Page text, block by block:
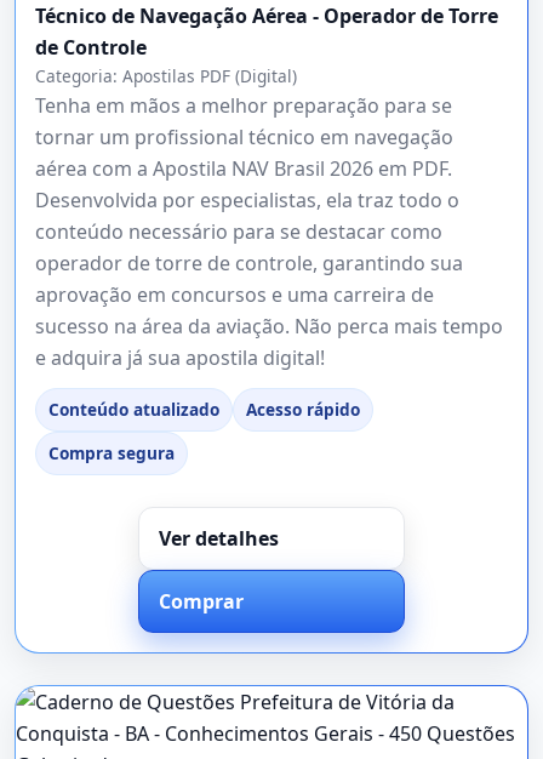
Técnico de Navegação Aérea - Operador de Torre
de Controle
Categoria: Apostilas PDF (Digital)
Tenha em mãos a melhor preparação para se
tornar um profissional técnico em navegação
aérea com a Apostila NAV Brasil 2026 em PDF.
Desenvolvida por especialistas, ela traz todo o
conteúdo necessário para se destacar como
operador de torre de controle, garantindo sua
aprovação em concursos e uma carreira de
sucesso na área da aviação. Não perca mais tempo
e adquira já sua apostila digital!
Conteúdo atualizado
Acesso rápido
Compra segura
Ver detalhes
Comprar